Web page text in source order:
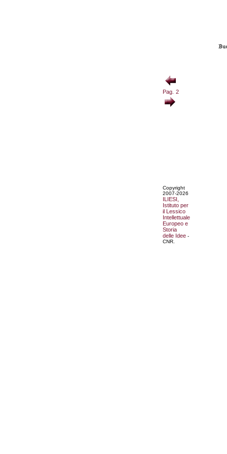
Pag. 2
Copyright
2007-2026
ILIESI,
Istituto per
il Lessico
Intellettuale
Europeo e
Storia
delle Idee -
CNR.